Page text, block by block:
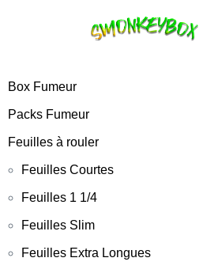
Box Fumeur
Packs Fumeur
Feuilles à rouler
Feuilles Courtes
Feuilles 1 1/4
Feuilles Slim
Feuilles Extra Longues